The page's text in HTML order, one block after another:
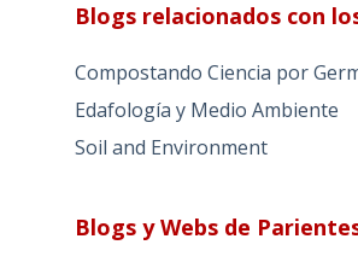
Blogs relacionados con
Compostando Ciencia por
Edafología y Medio Ambiente
Soil and Environment
Blogs y Webs de